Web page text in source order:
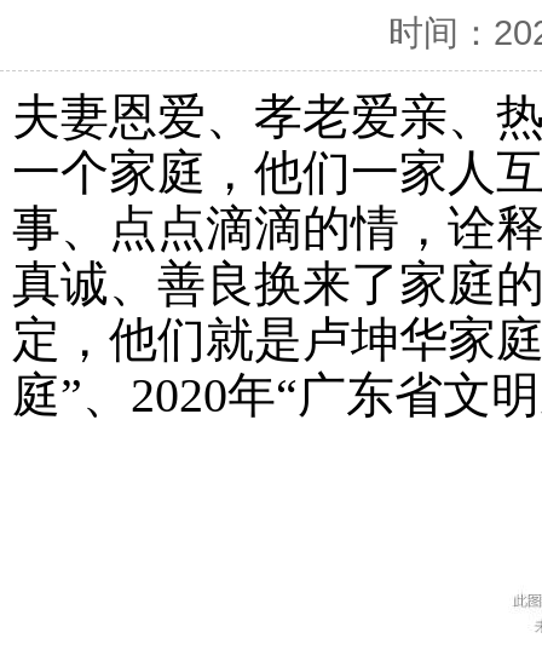
时间：
夫妻恩爱、孝老爱亲、
一个家庭，他们一家人
事、点点滴滴的情，诠
真诚、善良换来了家庭
定，他们就是卢坤华家
庭”、2020年“广东省文